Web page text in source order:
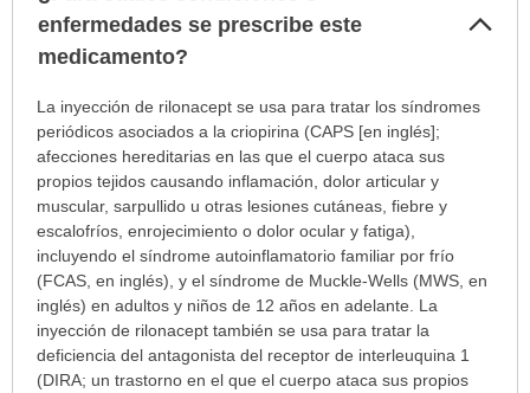
enfermedades se prescribe este
medicamento?
¿Para
cuáles
condiciones
enfermedades
prescribe
este
medicamento?
sido
extendido.
La inyección de rilonacept se usa para tratar los síndromes
periódicos asociados a la criopirina (CAPS [en inglés];
afecciones hereditarias en las que el cuerpo ataca sus
propios tejidos causando inflamación, dolor articular y
muscular, sarpullido u otras lesiones cutáneas, fiebre y
escalofríos, enrojecimiento o dolor ocular y fatiga),
incluyendo el síndrome autoinflamatorio familiar por frío
(FCAS, en inglés), y el síndrome de Muckle-Wells (MWS, en
inglés) en adultos y niños de 12 años en adelante. La
inyección de rilonacept también se usa para tratar la
deficiencia del antagonista del receptor de interleuquina 1
(DIRA; un trastorno en el que el cuerpo ataca sus propios